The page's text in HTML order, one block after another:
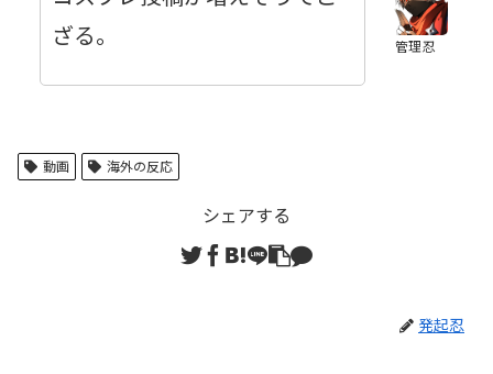
管理忍
ざる。
動画 海外の反応
シェアする
発起忍